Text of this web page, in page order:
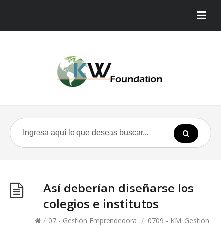
Así deberían diseñarse los
colegios e institutos
/ 07 - Gestión Emprendedora / 0709 - KM: Gestión